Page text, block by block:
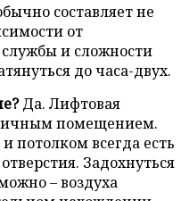
составляет не
от
и сложности
до часа-двух.
Да. Лифтовая
помещением.
потолком всегда есть
Задохнуться
– воздуха